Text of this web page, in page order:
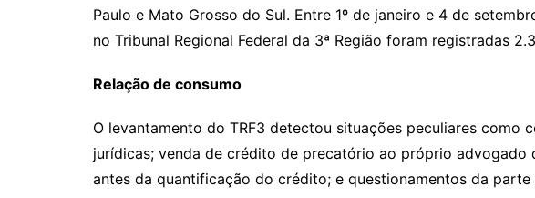
Paulo e Mato Grosso do Sul. Entre 1º de janeiro e 4 de
no Tribunal Regional Federal da 3ª Região foram registradas
Relação de consumo
O levantamento do TRF3 detectou situações peculiares como
jurídicas; venda de crédito de precatório ao próprio advogado
antes da quantificação do crédito; e questionamentos da